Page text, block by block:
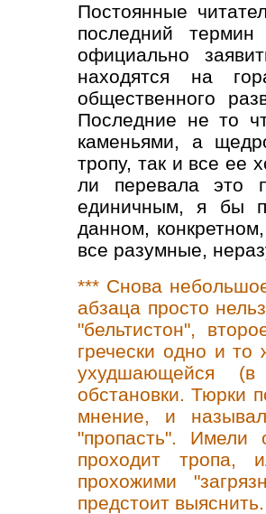
Постоянные
последний
официально
находятся на
общественного
Последние не то
каменьями, а
тропу, так и все ее
ли перевала это
единичным, я бы
данном,
все разумные,
*** Снова
абзаца просто
"бельтистон",
гречески одно и
ухудшающейся (в
обстановки. Тюрки
мнение, и
"пропасть".
проходит тропа,
прохожими
предстоит выяснить.